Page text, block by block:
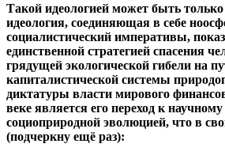
Такой идеологией может быть
идеология, соединяющая в себе
социалистический императивы,
единственной стратегией спасения
грядущей экологической гибели на
капиталистической системы
диктатуры власти мирового
веке является его переход к
социоприродной эволюцией, что в
(подчеркну ещё раз):